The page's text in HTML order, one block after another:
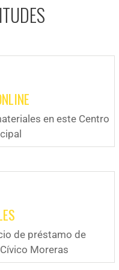
en este Centro
de préstamo de
Moreras